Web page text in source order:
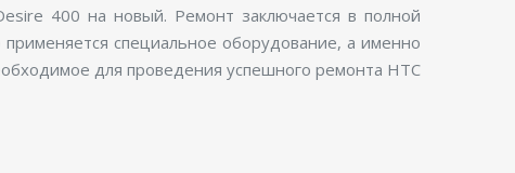
400 на новый. Ремонт заключается в полной
специальное оборудование, а именно
для проведения успешного ремонта HTC